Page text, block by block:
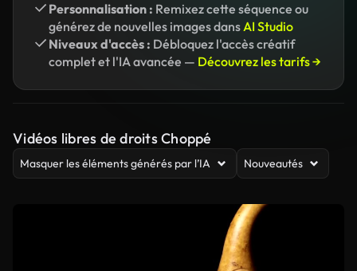
Personnalisation : Remixez cette séquence ou
générez de nouvelles images dansAI Studio
Niveaux d'accès : Débloquez l'accès créatif
complet et l'IA avancée — Découvrez les tarifs →
Vidéos libres de droits Choppé
Masquer les éléments générés par l’IA Nouveautés